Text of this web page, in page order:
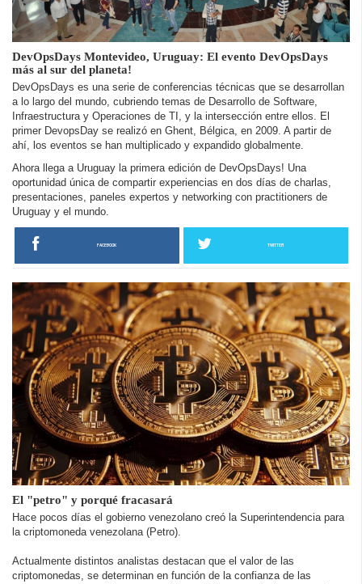
DevOpsDays Montevideo, Uruguay: El evento DevOpsDays
más al sur del planeta!
DevOpsDays es una serie de conferencias técnicas que se desarrollan
a lo largo del mundo, cubriendo temas de Desarrollo de Software,
Infraestructura y Operaciones de TI, y la intersección entre ellos. El
primer DevopsDay se realizó en Ghent, Bélgica, en 2009. A partir de
ahí, los eventos se han multiplicado y expandido globalmente.
Ahora llega a Uruguay la primera edición de DevOpsDays! Una
oportunidad única de compartir experiencias en dos días de charlas,
presentaciones, paneles expertos y networking con practitioners de
Uruguay y el mundo.
FACEBOOK TWITTER
El "petro" y porqué fracasará
Hace pocos días el gobierno venezolano creó la Superintendencia para
la criptomoneda venezolana (Petro).
Actualmente distintos analistas destacan que el valor de las
criptomonedas, se determinan en función de la confianza de las